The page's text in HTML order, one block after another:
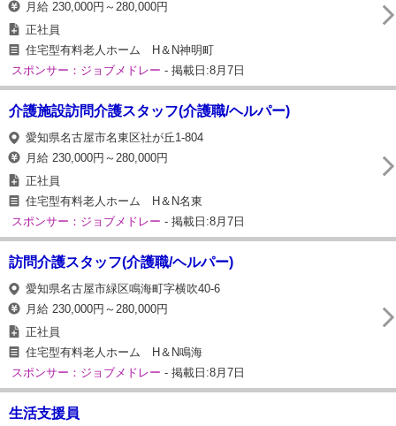
月給 230,000円～280,000円
正社員
住宅型有料老人ホーム H＆N神明町
スポンサー：ジョブメドレー - 掲載日:8月7日
介護施設訪問介護スタッフ(介護職/ヘルパー)
愛知県名古屋市名東区社が丘1-804
月給 230,000円～280,000円
正社員
住宅型有料老人ホーム H＆N名東
スポンサー：ジョブメドレー - 掲載日:8月7日
訪問介護スタッフ(介護職/ヘルパー)
愛知県名古屋市緑区鳴海町字横吹40-6
月給 230,000円～280,000円
正社員
住宅型有料老人ホーム H＆N鳴海
スポンサー：ジョブメドレー - 掲載日:8月7日
生活支援員